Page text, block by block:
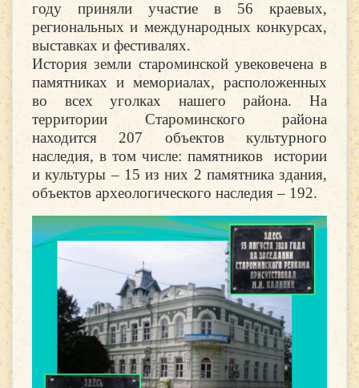
году приняли участие в 56 краевых,
региональных и международных конкурсах,
выставках и фестивалях.
История земли староминской увековечена в
памятниках и мемориалах, расположенных
во всех уголках нашего района. На
территории Староминского района
находится 207 объектов культурного
наследия, в том числе: памятников истории
и культуры – 15 из них 2 памятника здания,
объектов археологического наследия– 192.